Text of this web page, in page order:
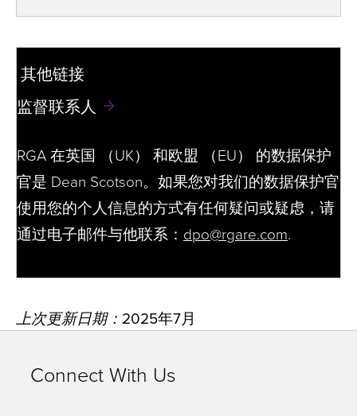
其他链接
监督联系人
RGA 在英国 （UK） 和欧盟 （EU） 的数据保护
官是 Dean Scotson。如果您对我们的数据保护官
使用您的个人信息的方式有任何疑问或疑虑，请
通过电子邮件与他联系： dpo@rgare.com.
上次更新日期： 2025年7月
Connect With Us